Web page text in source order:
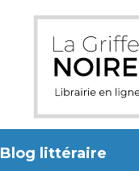
Blog littéraire